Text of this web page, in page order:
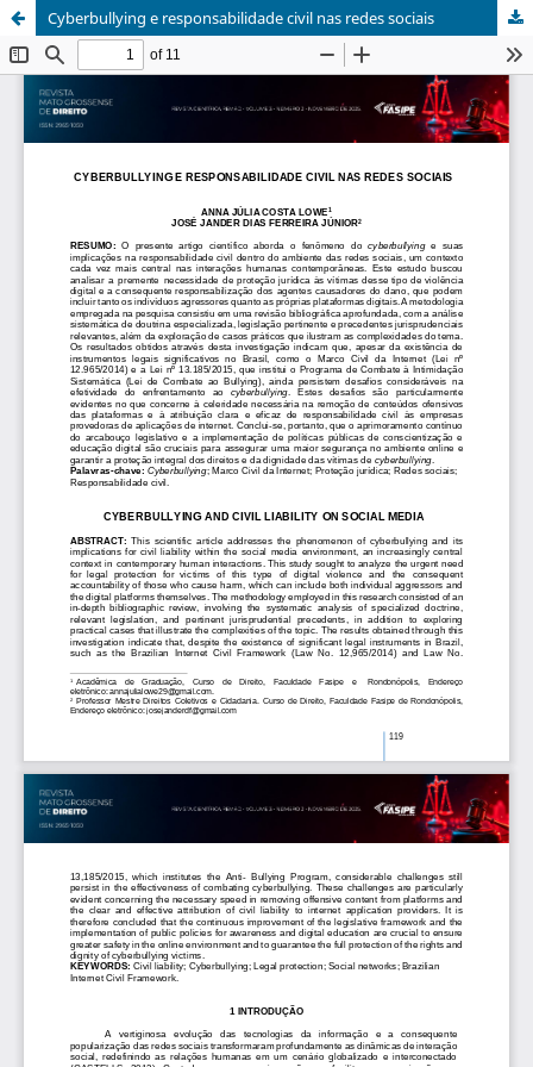
Cyberbullying e responsabilidade civil nas redes sociais